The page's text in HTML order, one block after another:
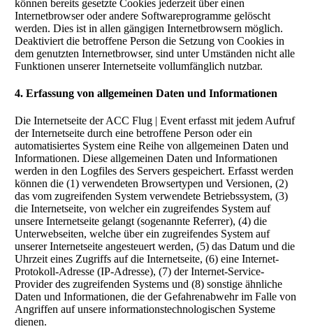
können bereits gesetzte Cookies jederzeit über einen
Internetbrowser oder andere Softwareprogramme gelöscht
werden. Dies ist in allen gängigen Internetbrowsern möglich.
Deaktiviert die betroffene Person die Setzung von Cookies in
dem genutzten Internetbrowser, sind unter Umständen nicht alle
Funktionen unserer Internetseite vollumfänglich nutzbar.
4. Erfassung von allgemeinen Daten und Informationen
Die Internetseite der ACC Flug | Event erfasst mit jedem Aufruf
der Internetseite durch eine betroffene Person oder ein
automatisiertes System eine Reihe von allgemeinen Daten und
Informationen. Diese allgemeinen Daten und Informationen
werden in den Logfiles des Servers gespeichert. Erfasst werden
können die (1) verwendeten Browsertypen und Versionen, (2)
das vom zugreifenden System verwendete Betriebssystem, (3)
die Internetseite, von welcher ein zugreifendes System auf
unsere Internetseite gelangt (sogenannte Referrer), (4) die
Unterwebseiten, welche über ein zugreifendes System auf
unserer Internetseite angesteuert werden, (5) das Datum und die
Uhrzeit eines Zugriffs auf die Internetseite, (6) eine Internet-
Protokoll-Adresse (IP-Adresse), (7) der Internet-Service-
Provider des zugreifenden Systems und (8) sonstige ähnliche
Daten und Informationen, die der Gefahrenabwehr im Falle von
Angriffen auf unsere informationstechnologischen Systeme
dienen.